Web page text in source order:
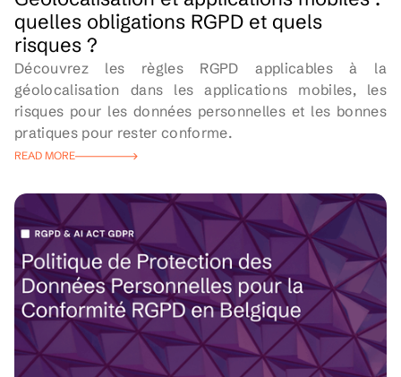
quelles obligations RGPD et quels
risques ?
Découvrez les règles RGPD applicables à la
géolocalisation dans les applications mobiles, les
risques pour les données personnelles et les bonnes
pratiques pour rester conforme.
READ MORE